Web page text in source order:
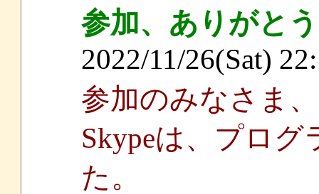
参加、ありがと
2022/11/26(Sat)
参加のみなさま
Skypeは、プロ
た。